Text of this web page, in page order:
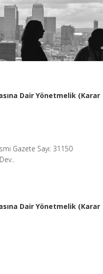
Dair Yönetmelik (Karar
Gazete Sayı: 31150
Dair Yönetmelik (Karar